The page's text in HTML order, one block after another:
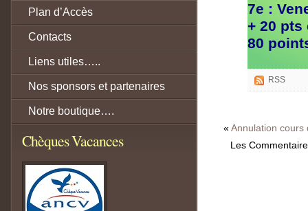
Plan d’Accès
Contacts
Liens utiles…..
Nos sponsors et partenaires
Notre boutique….
Chèques Vacances
7e :
+ 20
80
RSS
« Annulation cours
Les